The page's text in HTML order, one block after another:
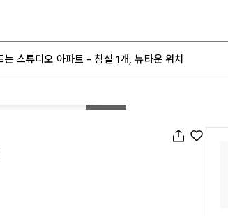
는 스튜디오 아파트 - 침실 1개, 뉴타운 위치